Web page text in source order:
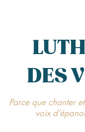
DES
Parce que chanter
voix